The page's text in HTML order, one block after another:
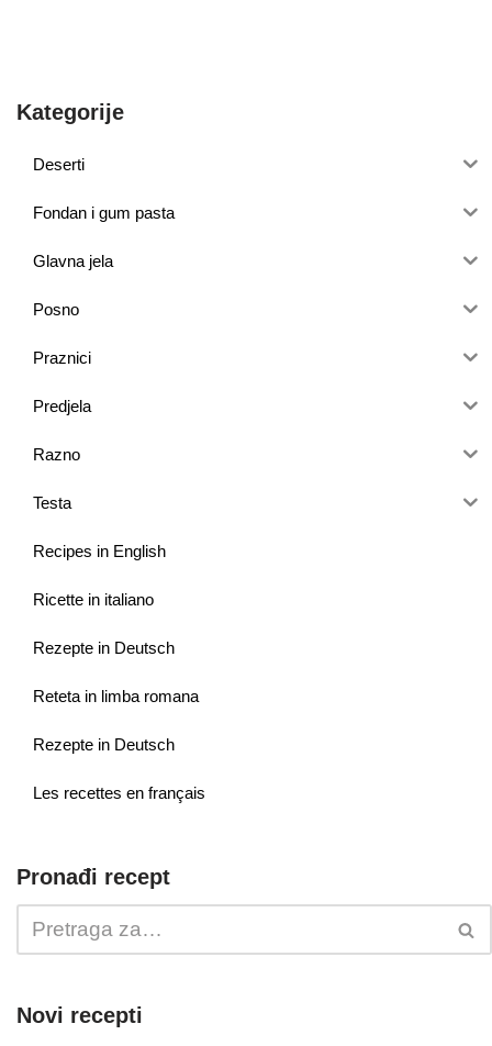
Kategorije
Deserti
Fondan i gum pasta
Glavna jela
Posno
Praznici
Predjela
Razno
Testa
Recipes in English
Ricette in italiano
Rezepte in Deutsch
Reteta in limba romana
Rezepte in Deutsch
Les recettes en français
Pronađi recept
Novi recepti